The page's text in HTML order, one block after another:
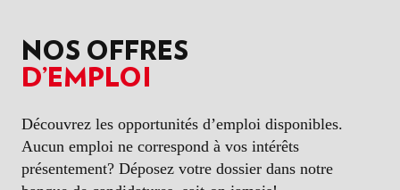
NOS OFFRES
D’EMPLOI
Découvrez les opportunités d’emploi disponibles.
Aucun emploi ne correspond à vos intérêts
présentement? Déposez votre dossier dans notre